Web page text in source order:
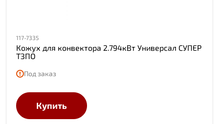
117-7335
Кожух для конвектора 2.794кВт Универсал СУПЕР
ТЗПО
Под заказ
Купить